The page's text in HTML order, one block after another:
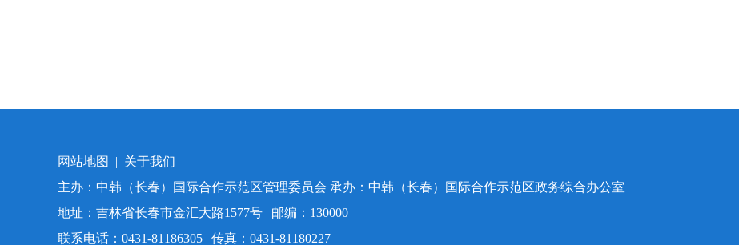
网站地图 | 关于我们
主办：中韩（长春）国际合作示范区管理委员会 承办：中韩（长春）国际合作示范区政务综合办公室
地址：吉林省长春市金汇大路1577号 | 邮编：130000
联系电话：0431-81186305 | 传真：0431-81180227